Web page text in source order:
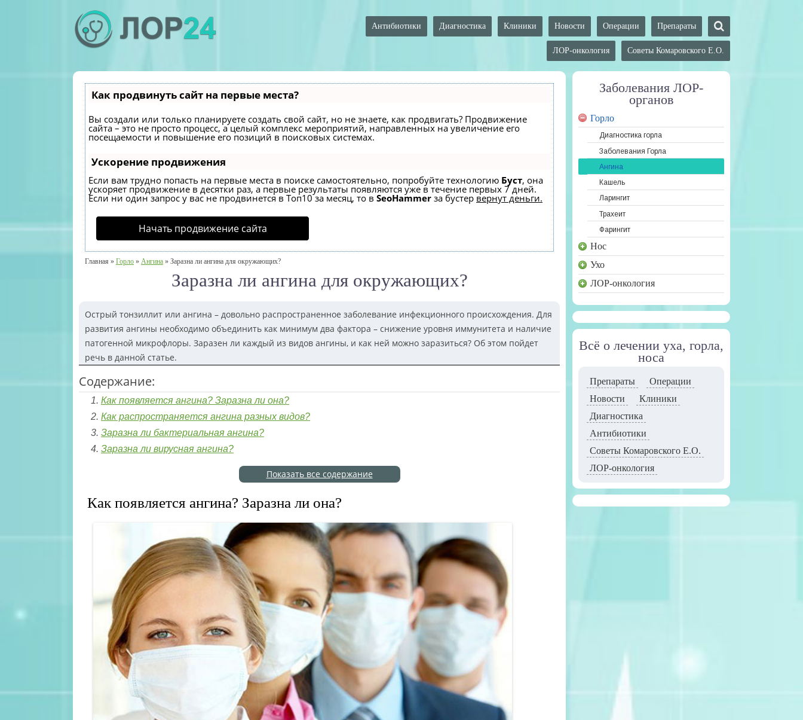
Препараты
Операции
Новости
Клиники
Диагностика
Антибиотики
Советы Комаровского Е.О.
ЛОР-онкология
Как продвинуть сайт на первые места?
Вы создали или только планируете создать свой сайт, но не знаете, как продвигать? Продвижение
сайта – это не просто процесс, а целый комплекс мероприятий, направленных на увеличение его
посещаемости и повышение его позиций в поисковых системах.
Ускорение продвижения
Если вам трудно попасть на первые места в поиске самостоятельно, попробуйте технологию Буст, она
ускоряет продвижение в десятки раз, а первые результаты появляются уже в течение первых 7 дней.
Если ни один запрос у вас не продвинется в Топ10 за месяц, то в SeoHammer за бустер вернут деньги.
Начать продвижение сайта
Главная » Горло » Ангина » Заразна ли ангина для окружающих?
Заразна ли ангина для окружающих?
Острый тонзиллит или ангина – довольно распространенное заболевание инфекционного происхождения. Для
развития ангины необходимо объединить как минимум два фактора – снижение уровня иммунитета и наличие
патогенной микрофлоры. Заразен ли каждый из видов ангины, и как ней можно заразиться? Об этом пойдет
речь в данной статье.
Содержание:
Как появляется ангина? Заразна ли она?
Как распространяется ангина разных видов?
Заразна ли бактериальная ангина?
Заразна ли вирусная ангина?
Показать все содержание
Как появляется ангина? Заразна ли она?
Заболевания ЛОР-
органов
Горло
Диагностика горла
Заболевания Горла
Ангина
Кашель
Ларингит
Трахеит
Фарингит
Нос
Ухо
ЛОР-онкология
Всё о лечении уха, горла,
носа
Препараты
Операции
Новости
Клиники
Диагностика
Антибиотики
Советы Комаровского Е.О.
ЛОР-онкология